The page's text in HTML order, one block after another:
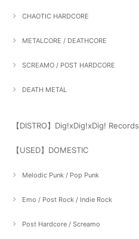
CHAOTIC HARDCORE
METALCORE / DEATHCORE
SCREAMO / POST HARDCORE
DEATH METAL
【DISTRO】Dig!xDig!xDig! Records
【USED】DOMESTIC
Melodic Punk / Pop Punk
Emo / Post Rock / Indie Rock
Post Hardcore / Screamo